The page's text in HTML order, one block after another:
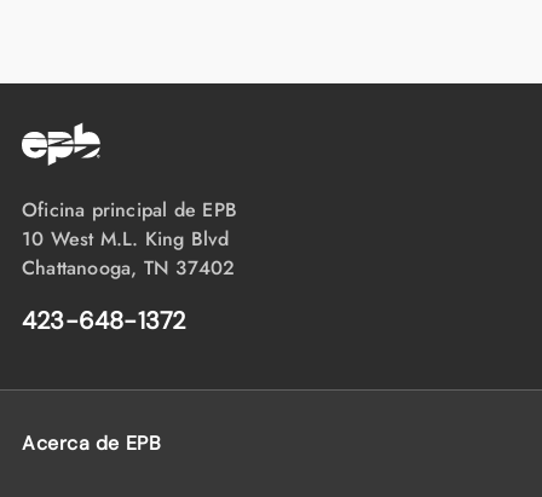
Oficina principal de EPB
10 West M.L. King Blvd
Chattanooga, TN 37402
423-648-1372
Acerca de EPB